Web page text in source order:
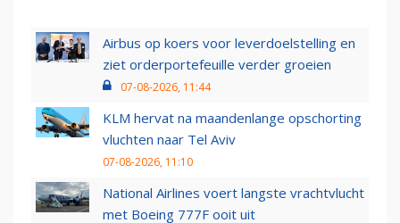
Airbus op koers voor leverdoelstelling en
ziet orderportefeuille verder groeien
07-08-2026, 11:44
KLM hervat na maandenlange opschorting
vluchten naar Tel Aviv
07-08-2026, 11:10
National Airlines voert langste vrachtvlucht
met Boeing 777F ooit uit